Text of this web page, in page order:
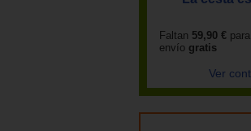
Faltan 59,90 €
envío gratis
Ver